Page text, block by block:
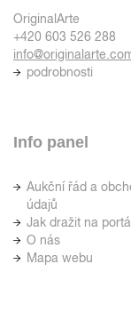
OriginalArte
+420 603 526 288
podrobnosti
Info panel
Aukční řád a
údajů
Jak dražit na
O nás
Mapa webu